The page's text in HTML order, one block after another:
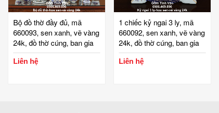
Bộ đồ thờ đầy đủ, mã
660093, sen xanh, vẽ vàng
24k, đồ thờ cúng, ban gia
tiên, tài địa, phật, ông táo,
gốm bát tràng, tinh vân
Liên hệ
1 chiếc kỷ ngai 3 ly, mã
660092, sen xanh, vẽ vàng
24k, đồ thờ cúng, ban gia
tiên, tài địa, phật, ông táo,
gốm bát tràng, tinh vân
Liên hệ